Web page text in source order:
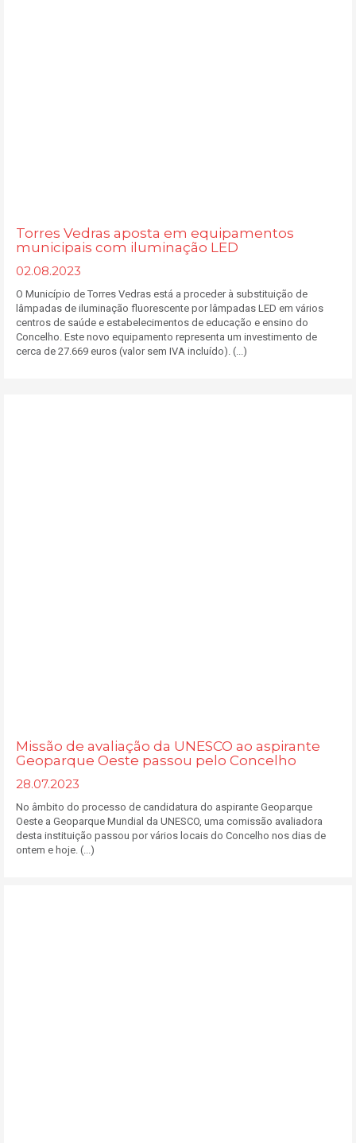
Torres Vedras aposta em equipamentos
municipais com iluminação LED
02.08.2023
O Município de Torres Vedras está a proceder à substituição de
lâmpadas de iluminação fluorescente por lâmpadas LED em vários
centros de saúde e estabelecimentos de educação e ensino do
Concelho. Este novo equipamento representa um investimento de
cerca de 27.669 euros (valor sem IVA incluído). (...)
Missão de avaliação da UNESCO ao aspirante
Geoparque Oeste passou pelo Concelho
28.07.2023
No âmbito do processo de candidatura do aspirante Geoparque
Oeste a Geoparque Mundial da UNESCO, uma comissão avaliadora
desta instituição passou por vários locais do Concelho nos dias de
ontem e hoje. (...)